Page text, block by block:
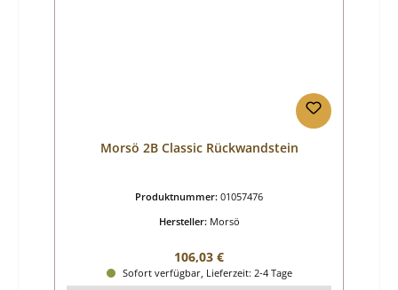
Morsö 2B Classic Rückwandstein
Produktnummer: 01057476
Hersteller: Morsö
Regulärer Preis:
106,03 €
Sofort verfügbar, Lieferzeit: 2-4 Tage